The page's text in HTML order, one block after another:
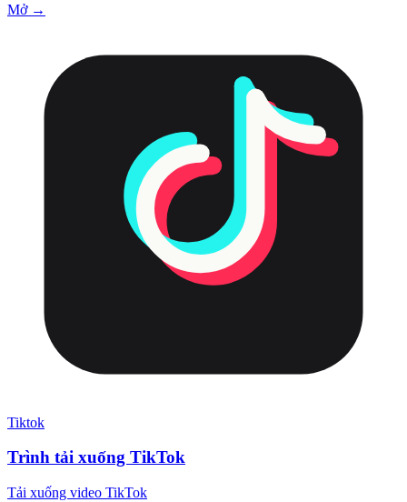
Mở →
Tiktok
Trình tải xuống TikTok
Tải xuống video TikTok